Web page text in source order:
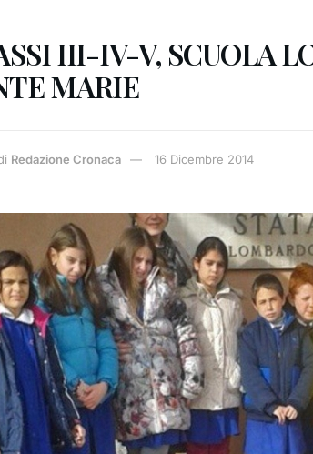
III-IV-V, SCUOLA
MARIE
Redazione Cronaca 16 Dicembre 2014